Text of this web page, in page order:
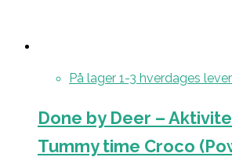
På lager 1-3 hverdages
Done by Deer –
Tummy time Croco